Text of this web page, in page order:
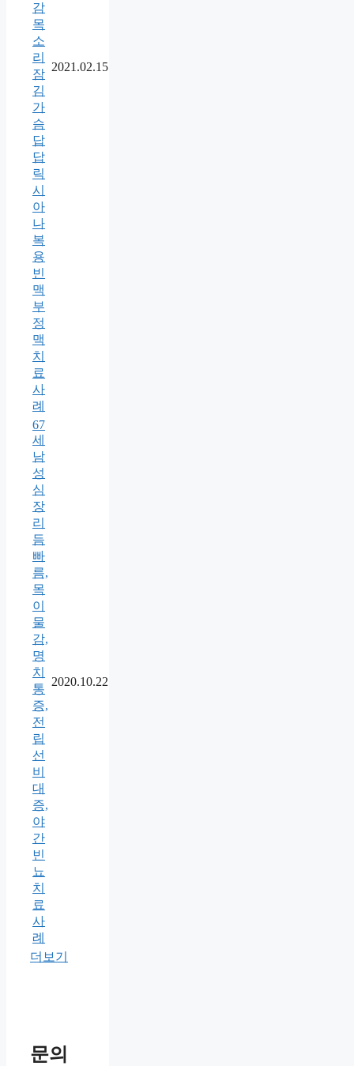
감
목
소
리
잠
김
가
슴
답
답
릭
시
아
나
복
용
빈
맥
부
정
맥
치
료
사
례
2021.02.15
67
세
남
성
심
장
리
듬
빠
름,
목
이
물
감,
명
치
통
증,
전
립
선
비
대
증,
야
간
빈
뇨
치
료
사
례
2020.10.22
더보기
문의